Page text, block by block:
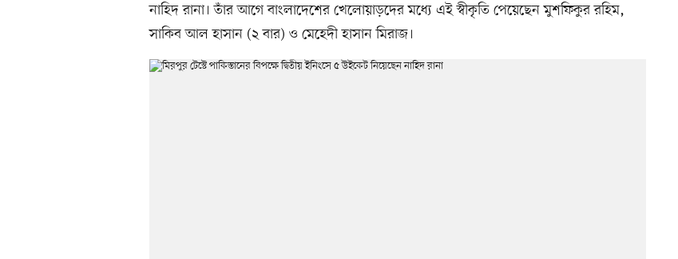
নাহিদ রানা। তাঁর আগে বাংলাদেশের খেলোয়াড়দের মধ্যে এই স্বীকৃতি পেয়েছেন মুশফিকুর রহিম,
সাকিব আল হাসান (২ বার) ও মেহেদী হাসান মিরাজ।